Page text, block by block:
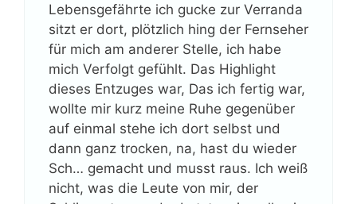
Lebensgefährte ich gucke zur Verranda
sitzt er dort, plötzlich hing der Fernseher
für mich am anderer Stelle, ich habe
mich Verfolgt gefühlt. Das Highlight
dieses Entzuges war, Das ich fertig war,
wollte mir kurz meine Ruhe gegenüber
auf einmal stehe ich dort selbst und
dann ganz trocken, na, hast du wieder
Sch… gemacht und musst raus. Ich weiß
nicht, was die Leute von mir, der